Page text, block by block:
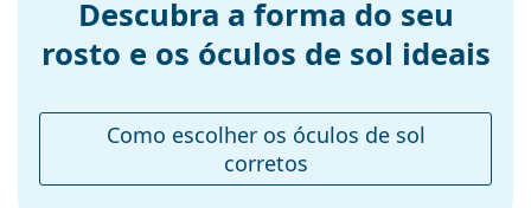
óculos:
145 mm
Ponte:
23 mm
100 g
Sim
Descubra a forma do seu
rosto e os óculos de sol ideais
Como escolher os óculos de sol
corretos